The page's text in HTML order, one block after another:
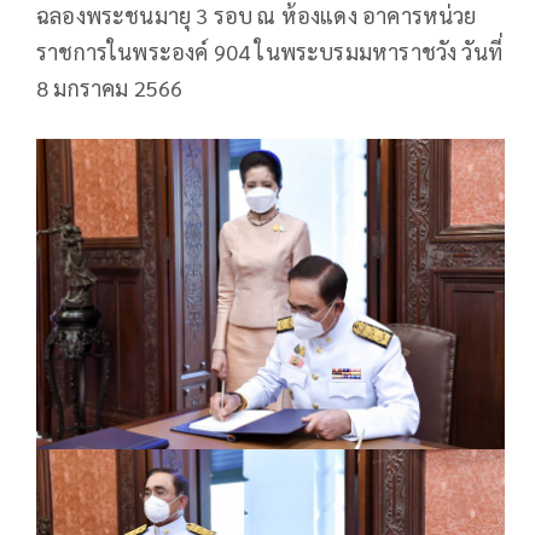
ฉลองพระชนมายุ 3 รอบ ณ ห้องแดง อาคารหน่วย
ราชการในพระองค์ 904 ในพระบรมมหาราชวัง วันที่
8 มกราคม 2566